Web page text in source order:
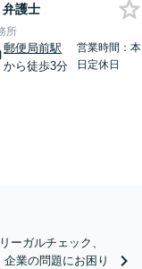
弁護士
所
郵便局前駅
から徒歩3分
営業時間：本
日定休日
ーガルチェック、
業の問題にお困り